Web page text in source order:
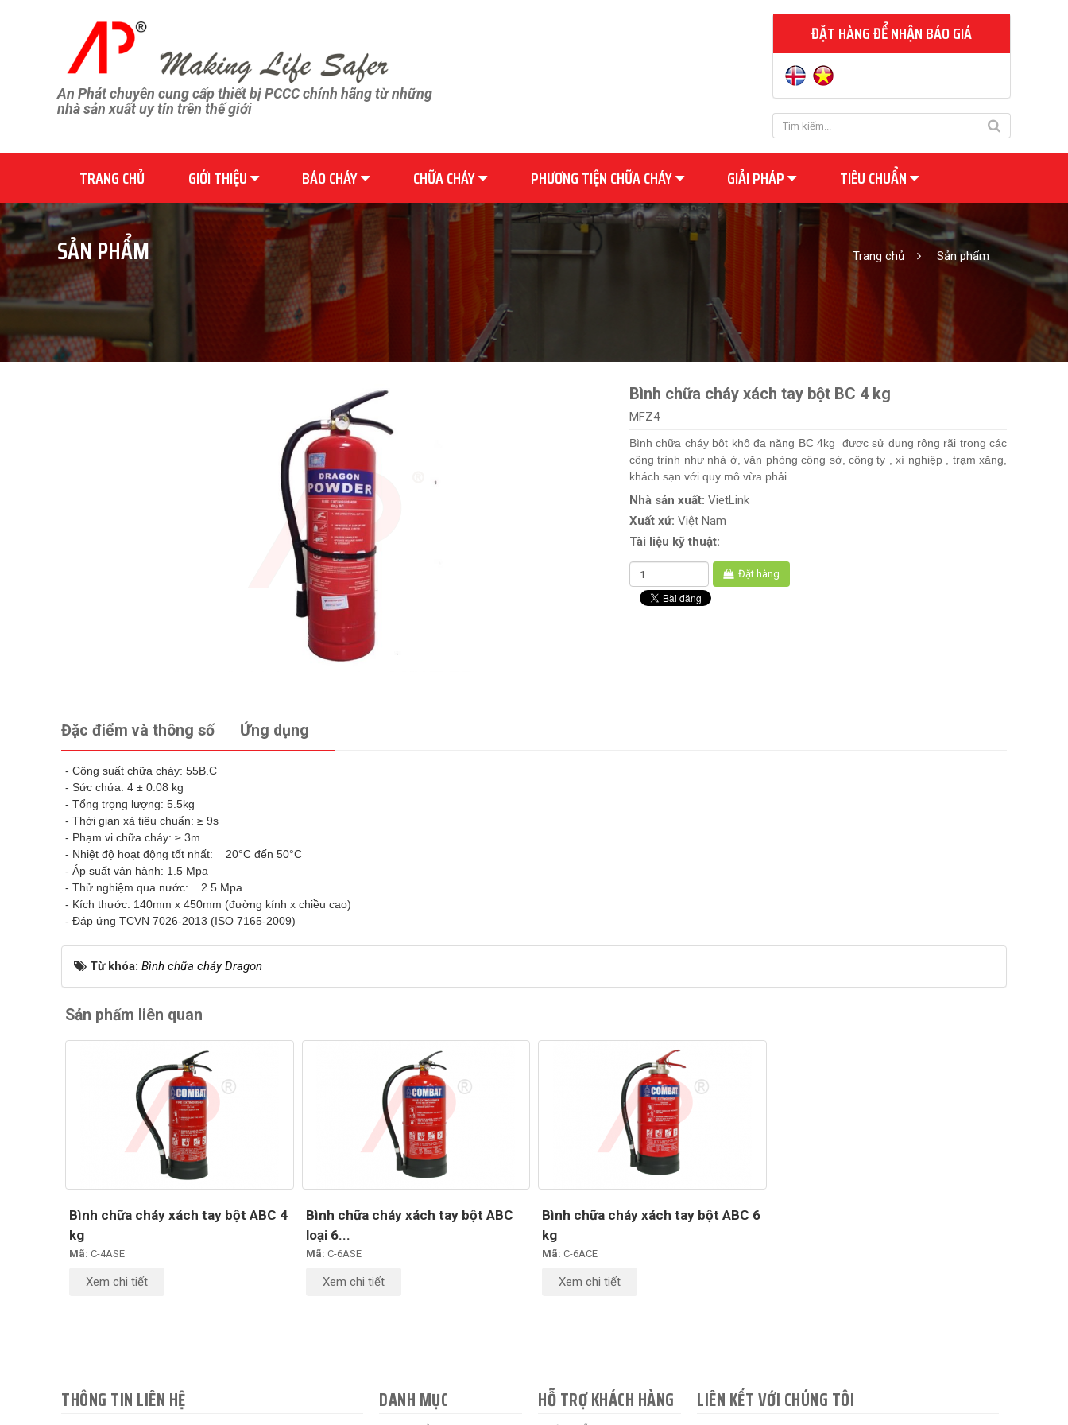
An Phát chuyên cung cấp thiết bị PCCC chính hãng từ những
nhà sản xuất uy tín trên thế giới
ĐẶT HÀNG ĐỂ NHẬN BÁO GIÁ
TRANG CHỦ GIỚI THIỆU BÁO CHÁY CHỮA CHÁY PHƯƠNG TIỆN CHỮA CHÁY GIẢI PHÁP TIÊU CHUẨN
SẢN PHẨM Trang chủ Sản phẩm
Bình chữa cháy xách tay bột BC 4 kg
MFZ4
Bình chữa cháy bột khô đa năng BC 4kg được sử dụng rộng rãi trong các
công trình như nhà ở, văn phòng công sở, công ty , xí nghiệp , trạm xăng,
khách sạn với quy mô vừa phải.
Nhà sản xuất: VietLink
Xuất xứ: Việt Nam
Tài liệu kỹ thuật:
Đặt hàng
Đặc điểm và thông số Ứng dụng
- Công suất chữa cháy: 55B.C
- Sức chứa: 4 ± 0.08 kg
- Tổng trọng lượng: 5.5kg
- Thời gian xả tiêu chuẩn: ≥ 9s
- Phạm vi chữa cháy: ≥ 3m
- Nhiệt độ hoạt động tốt nhất: 20°C đến 50°C
- Áp suất vận hành: 1.5 Mpa
- Thử nghiệm qua nước: 2.5 Mpa
- Kích thước: 140mm x 450mm (đường kính x chiều cao)
- Đáp ứng TCVN 7026-2013 (ISO 7165-2009)
Từ khóa: Bình chữa cháy Dragon
Sản phẩm liên quan
Bình chữa cháy xách tay bột ABC 4
kg
Mã: C-4ASE
Xem chi tiết
Bình chữa cháy xách tay bột ABC
loại 6...
Mã: C-6ASE
Xem chi tiết
Bình chữa cháy xách tay bột ABC 6
kg
Mã: C-6ACE
Xem chi tiết
THÔNG TIN LIÊN HỆ DANH MỤC HỖ TRỢ KHÁCH HÀNG LIÊN KẾT VỚI CHÚNG TÔI